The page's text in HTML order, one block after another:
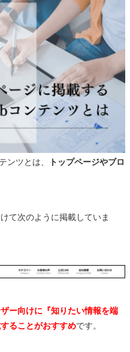
ンツとは、
トップページやブロ
て次のように掲載していま
ー向けに『知りたい情報を端
ることがおすすめです。